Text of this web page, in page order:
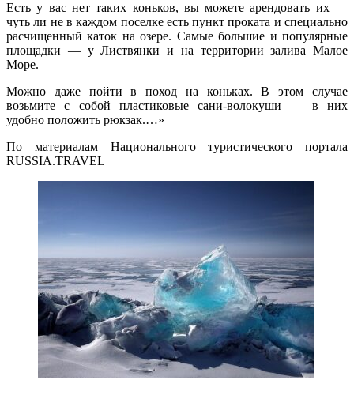
Есть у вас нет таких коньков, вы можете арендовать их —
чуть ли не в каждом поселке есть пункт проката и специально
расчищенный каток на озере. Самые большие и популярные
площадки — у Листвянки и на территории залива Малое
Море.
Можно даже пойти в поход на коньках. В этом случае
возьмите с собой пластиковые сани-волокуши — в них
удобно положить рюкзак.…»
По материалам Национального туристического портала
RUSSIA.TRAVEL